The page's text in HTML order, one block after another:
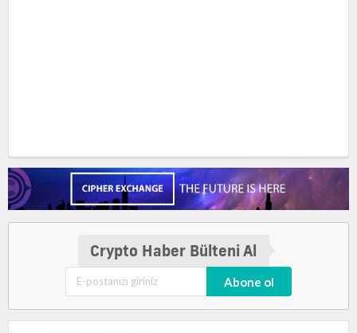
Crypto Haber Bülteni Al
Abone ol